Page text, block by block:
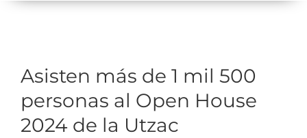
Gobierno
Transparencia
MOBI
2024 de la Utzac
Asisten más de 1 mil 500
personas al Open House
2024 de la Utzac